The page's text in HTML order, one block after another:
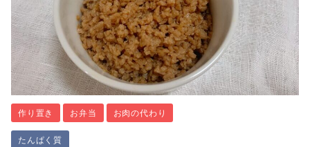
作り置き お弁当 お肉の代わり
たんぱく質